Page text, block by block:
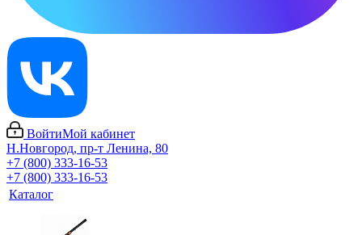
ВойтиМой кабинет
Н.Новгород, пр-т Ленина, 80
+7 (800) 333-16-53
+7 (800) 333-16-53
Каталог